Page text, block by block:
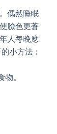
偶然睡眠
臉色更蒼
人每晚應
小方法：
。